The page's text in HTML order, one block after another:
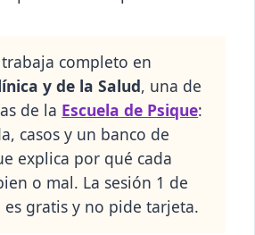
trabaja completo en
y de la Salud, una de
de la Escuela de Psique:
casos y un banco de
explica por qué cada
o mal. La sesión 1 de
es gratis y no pide tarjeta.